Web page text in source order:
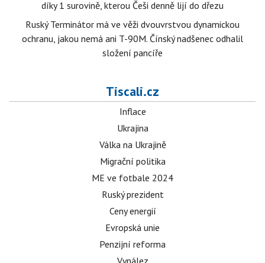
díky 1 surovině, kterou Češi denně lijí do dřezu
Ruský Terminátor má ve věži dvouvrstvou dynamickou
ochranu, jakou nemá ani T-90M. Čínský nadšenec odhalil
složení pancíře
Tiscali.cz
Inflace
Ukrajina
Válka na Ukrajině
Migrační politika
ME ve fotbale 2024
Ruský prezident
Ceny energií
Evropská unie
Penzijní reforma